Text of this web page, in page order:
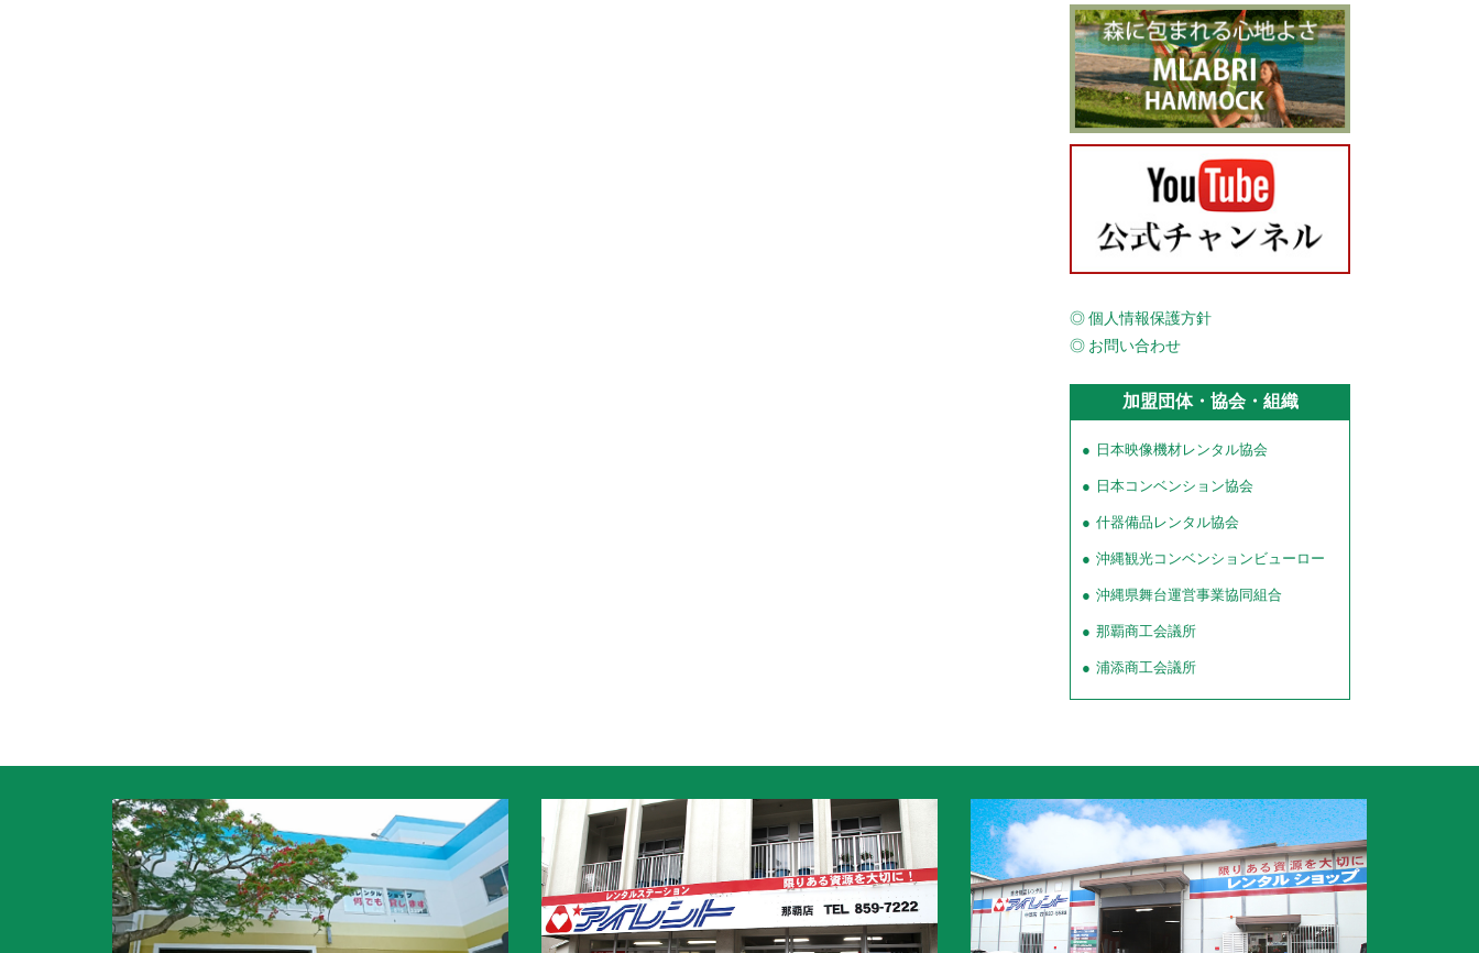
個人情報保護方針
お問い合わせ
加盟団体・協会・組織
日本映像機材レンタル協会
日本コンベンション協会
什器備品レンタル協会
沖縄観光コンベンションビューロー
沖縄県舞台運営事業協同組合
那覇商工会議所
浦添商工会議所